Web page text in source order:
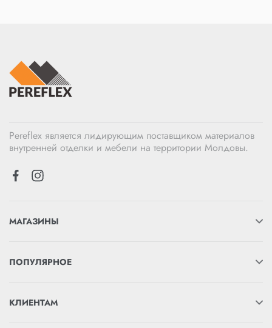
Pereflex является лидирующим поставщиком материалов
внутренней отделки и мебели на территории Молдовы.
МАГАЗИНЫ
ПОПУЛЯРНОЕ
КЛИЕНТАМ